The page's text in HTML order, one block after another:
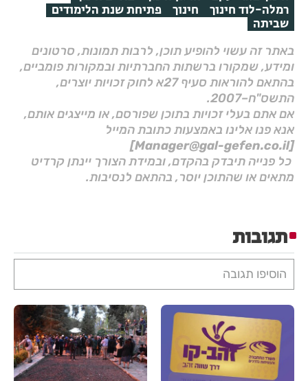
רמלה-לוד חינוך חינוך פתיחת שנת הלימודים
שביתה
באתר זה עשוי להופיע תוכן, לרבות תמונות, סרטונים
ומידע, שמקורו ברשתות החברתיות ובמקורות פומביים,
בהתאם להוראות סעיף 27א לחוק זכויות יוצרים,
התשס"ח–2007.
אם אתם בעלי זכויות בתוכן שפורסם, או מייצגים אותם,
אנא פנו אלינו באמצעות כתובת המייל
[Manager@gal-gefen.co.il]
כל פנייה תיבדק בהקדם, ובמידת הצורך יינתן קרדיט
מתאים או שהתוכן יוסר, בהתאם לנסיבות.
תגובות
הוסיפו תגובה